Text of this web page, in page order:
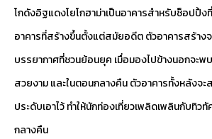
โกดังอิฐแดงโยโกฮาม่าเป็นอาคารสำหรับช็อปปิ้
อาคารที่สร้างขึ้นตั้งแต่สมัยอดีต ตัวอาคารสร้าง
บรรยากาศที่ชวนย้อนยุค เมื่อมองไปข้างนอกจะพ
สวยงาม และในตอนกลางคืน ตัวอาคารทั้งหลังจะ
ประดับเอาไว้ ทำให้นักท่องเที่ยวเพลิดเพลินกับทิว
กลางคืน